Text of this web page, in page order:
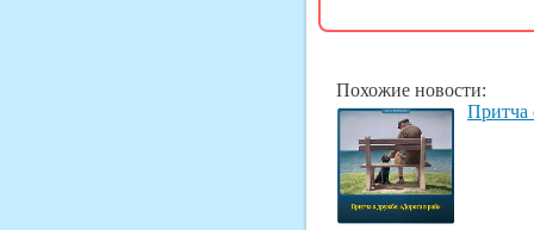
Похожие новости:
Притча